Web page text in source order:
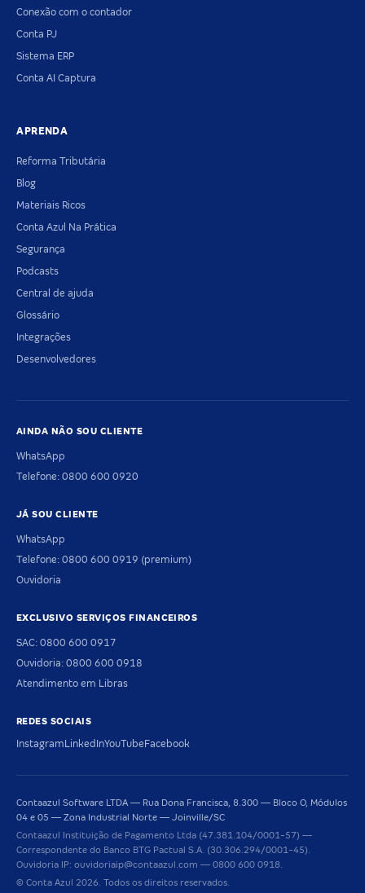
Conexão com o contador
Conta PJ
Sistema ERP
Conta AI Captura
APRENDA
Reforma Tributária
Blog
Materiais Ricos
Conta Azul Na Prática
Segurança
Podcasts
Central de ajuda
Glossário
Integrações
Desenvolvedores
AINDA NÃO SOU CLIENTE
WhatsApp
Telefone: 0800 600 0920
JÁ SOU CLIENTE
WhatsApp
Telefone: 0800 600 0919 (premium)
Ouvidoria
EXCLUSIVO SERVIÇOS FINANCEIROS
SAC: 0800 600 0917
Ouvidoria: 0800 600 0918
Atendimento em Libras
REDES SOCIAIS
InstagramLinkedInYouTubeFacebook
Contaazul Software LTDA — Rua Dona Francisca, 8.300 — Bloco O, Módulos
04 e 05 — Zona Industrial Norte — Joinville/SC
Contaazul Instituição de Pagamento Ltda (47.381.104/0001-57) —
Correspondente do Banco BTG Pactual S.A. (30.306.294/0001-45).
Ouvidoria IP: ouvidoriaip@contaazul.com — 0800 600 0918.
© Conta Azul 2026. Todos os direitos reservados.